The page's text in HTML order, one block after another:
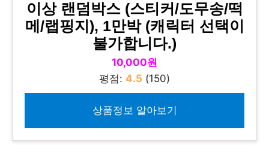
이상 랜덤박스 (스티커/도무송/떡
메/랩핑지), 1만박 (캐릭터 선택이
불가합니다.)
10,000원
평점: 4.5 (150)
상품정보 알아보기